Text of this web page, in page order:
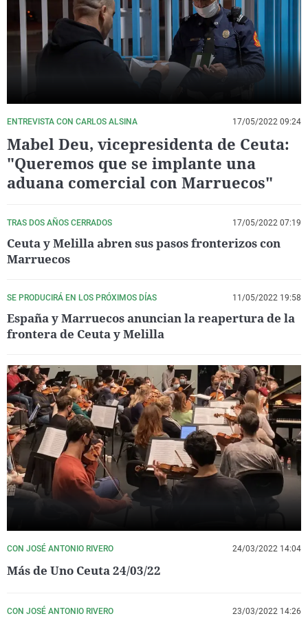
La rosa de los vientos
Gente viajera
Como el perro y el
Caso
Retornados
Equipo de
Extremadura
Galicia
La Rioja
País Vasco
Virales
Televisión
Elecciones
ENTREVISTA CON CARLOS ALSINA 17/05/2022 09:24
Mabel Deu, vicepresidenta de Ceuta:
"Queremos que se implante una
aduana comercial con Marruecos"
TRAS DOS AÑOS CERRADOS 17/05/2022 07:19
Ceuta y Melilla abren sus pasos fronterizos con
Marruecos
SE PRODUCIRÁ EN LOS PRÓXIMOS DÍAS 11/05/2022 19:58
España y Marruecos anuncian la reapertura de la
frontera de Ceuta y Melilla
CON JOSÉ ANTONIO RIVERO 24/03/2022 14:04
Más de Uno Ceuta 24/03/22
CON JOSÉ ANTONIO RIVERO 23/03/2022 14:26